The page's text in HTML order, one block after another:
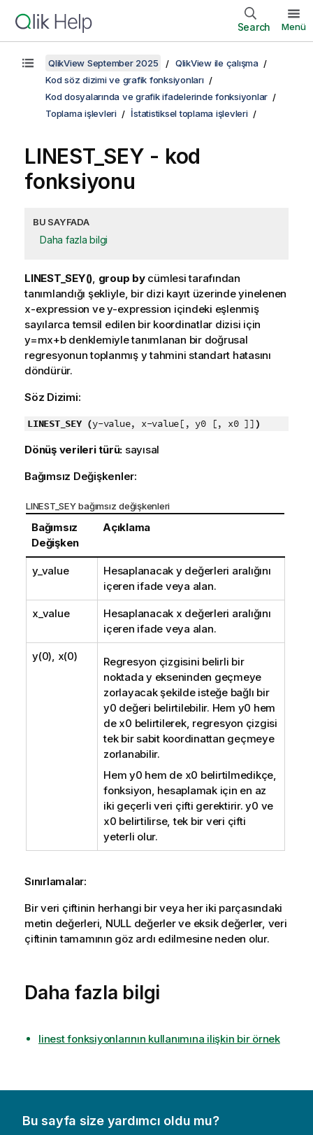
Search Menü
QlikView September 2025
QlikView ile çalışma
Kod söz dizimi ve grafik fonksiyonları
Kod dosyalarında ve grafik ifadelerinde fonksiyonlar
Toplama işlevleri
İstatistiksel toplama işlevleri
LINEST_SEY - kod
fonksiyonu
BU SAYFADA
Daha fazla bilgi
LINEST_SEY(), group bycümlesi tarafından
tanımlandığı şekliyle, bir dizi kayıt üzerinde yinelenen
x-expression vey-expression içindeki eşlenmiş
sayılarca temsil edilen bir koordinatlar dizisi için
y=mx+bdenklemiyle tanımlanan bir doğrusal
regresyonun toplanmış ytahmini standart hatasını
döndürür.
Söz Dizimi:
LINEST_SEY (y-value, x-value[, y0 [, x0 ]] )
Dönüş verileri türü: sayısal
Bağımsız Değişkenler:
LINEST_SEY bağımsız değişkenleri
Bağımsız
Değişken
Açıklama
y_value Hesaplanacak ydeğerleri aralığını
içeren ifade veya alan.
x_value Hesaplanacak x değerleri aralığını
içeren ifade veya alan.
y(0), x(0)
Regresyon çizgisini belirli bir
noktada y ekseninden geçmeye
zorlayacak şekilde isteğe bağlı bir
y0 değeri belirtilebilir. Hem y0 hem
de x0 belirtilerek, regresyon çizgisi
tek bir sabit koordinattan geçmeye
zorlanabilir.
Hem y0 hem de x0 belirtilmedikçe,
fonksiyon, hesaplamak için en az
iki geçerli veri çifti gerektirir.y0 ve
x0 belirtilirse, tek bir veri çifti
yeterli olur.
Sınırlamalar:
Bir veri çiftinin herhangi bir veya her iki parçasındaki
metin değerleri, NULLdeğerler ve eksik değerler, veri
çiftinin tamamının göz ardı edilmesine neden olur.
Daha fazla bilgi
linest fonksiyonlarının kullanımına ilişkin bir örnek
Bu sayfa size yardımcı oldu mu?